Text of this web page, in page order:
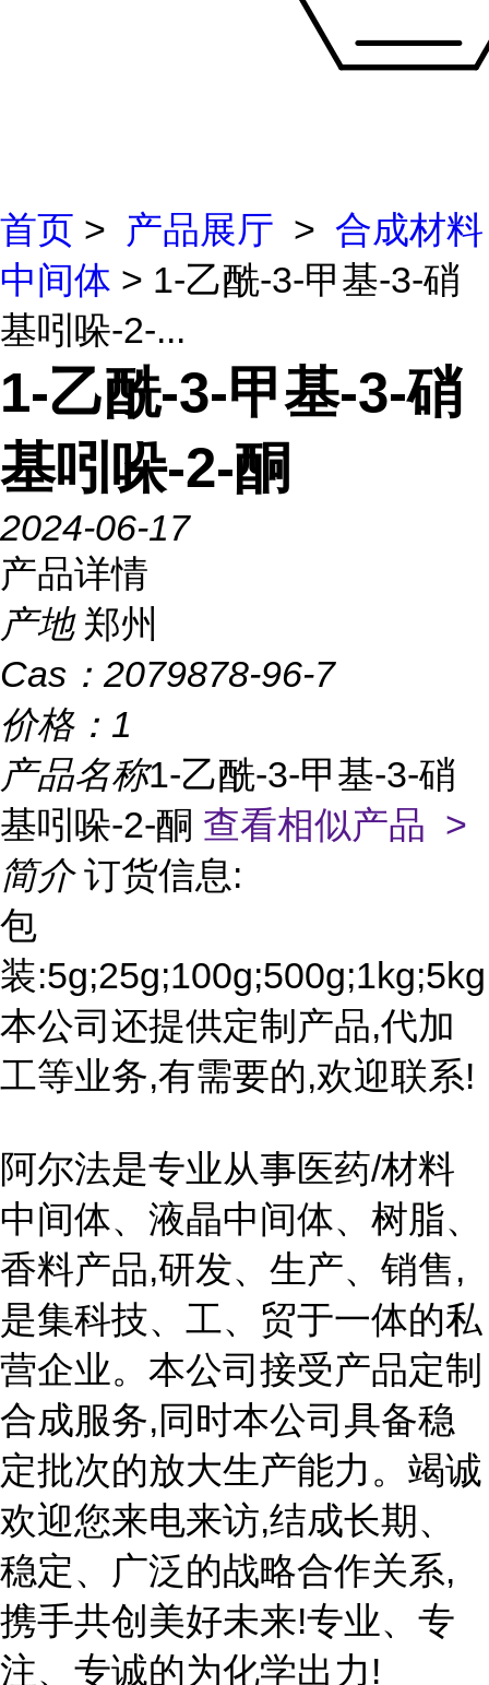
首页 > 产品展厅 > 合成材料
中间体 > 1-乙酰-3-甲基-3-硝
基吲哚-2-...
1-乙酰-3-甲基-3-硝
基吲哚-2-酮
2024-06-17
产品详情
产地 郑州
Cas： 2079878-96-7
价格： 1
产品名称1-乙酰-3-甲基-3-硝
基吲哚-2-酮 查看相似产品 >
简介 订货信息:
包
装:5g;25g;100g;500g;1kg;5kg
本公司还提供定制产品,代加
工等业务,有需要的,欢迎联系!
阿尔法是专业从事医药/材料
中间体、液晶中间体、树脂、
香料产品,研发、生产、销售,
是集科技、工、贸于一体的私
营企业。本公司接受产品定制
合成服务,同时本公司具备稳
定批次的放大生产能力。竭诚
欢迎您来电来访,结成长期、
稳定、广泛的战略合作关系,
携手共创美好未来!专业、专
注、专诚的为化学出力!